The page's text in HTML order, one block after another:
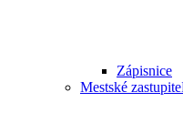
Zápisnice
Mestské